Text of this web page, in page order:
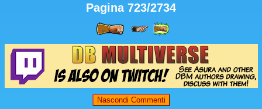
Pagina 723/2734
Nascondi Commenti